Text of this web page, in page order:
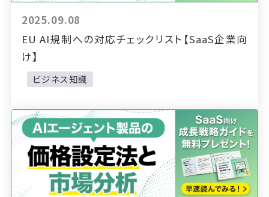
2025.09.08
EU AI規制への対応チェックリスト【SaaS企業向
け】
ビジネス知識